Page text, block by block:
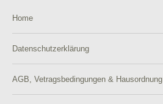
Home
Datenschutzerklärung
AGB, Vetragsbedingungen & Hausordnung